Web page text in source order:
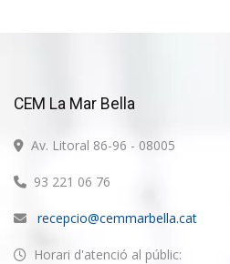
CEM La Mar Bella
Av. Litoral 86-96 - 08005
93 221 06 76
recepcio@cemmarbella.cat
Horari d'atenció al públic: